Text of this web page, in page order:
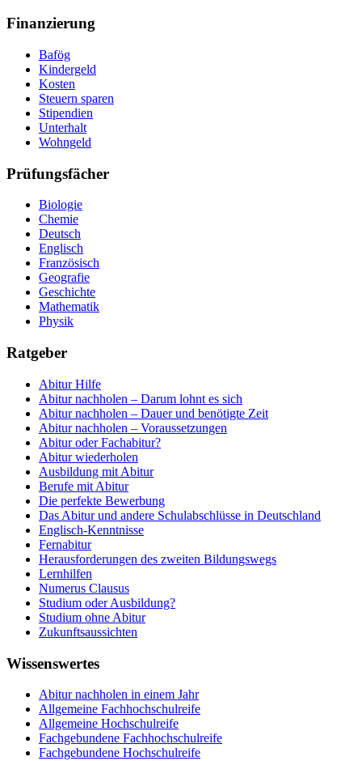
Finanzierung
Bafög
Kindergeld
Kosten
Steuern sparen
Stipendien
Unterhalt
Wohngeld
Prüfungsfächer
Biologie
Chemie
Deutsch
Englisch
Französisch
Geografie
Geschichte
Mathematik
Physik
Ratgeber
Abitur Hilfe
Abitur nachholen – Darum lohnt es sich
Abitur nachholen – Dauer und benötigte Zeit
Abitur nachholen – Voraussetzungen
Abitur oder Fachabitur?
Abitur wiederholen
Ausbildung mit Abitur
Berufe mit Abitur
Die perfekte Bewerbung
Das Abitur und andere Schulabschlüsse in Deutschland
Englisch-Kenntnisse
Fernabitur
Herausforderungen des zweiten Bildungswegs
Lernhilfen
Numerus Clausus
Studium oder Ausbildung?
Studium ohne Abitur
Zukunftsaussichten
Wissenswertes
Abitur nachholen in einem Jahr
Allgemeine Fachhochschulreife
Allgemeine Hochschulreife
Fachgebundene Fachhochschulreife
Fachgebundene Hochschulreife